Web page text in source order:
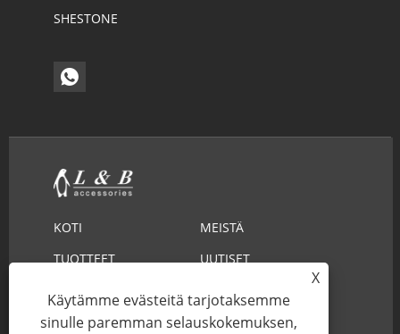
SHESTONE
KOTI
MEISTÄ
TUOTTEET
UUTISET
LÄHETÄ KYSELY
OTA MEIHIN YHTEYTTÄ
X
Käytämme evästeitä tarjotaksemme
sinulle paremman selauskokemuksen,